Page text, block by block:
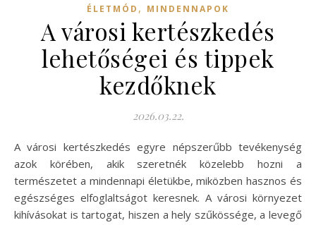
ÉLETMÓD , MINDENNAPOK
A városi kertészkedés
lehetőségei és tippek
kezdőknek
2026.03.22.
A városi kertészkedés egyre népszerűbb tevékenység
azok körében, akik szeretnék közelebb hozni a
természetet a mindennapi életükbe, miközben hasznos és
egészséges elfoglaltságot keresnek. A városi környezet
kihívásokat is tartogat, hiszen a hely szűkössége, a levegő